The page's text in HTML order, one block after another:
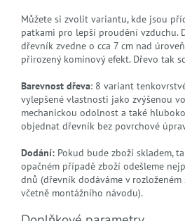
Můžete si zvolit variantu, kde jsou
patkami pro lepší proudění vzduchu.
dřevník zvedne o cca 7 cm nad
přirozený komínový efekt. Dřevo tak
Barevnost dřeva: 8 variant
vylepšené vlastnosti jako zvýšenou
mechanickou odolnost a také
objednat dřevník bez povrchové
Dodání: Pokud bude zboží skladem,
opačném případě zboží odešleme
dnů (dřevník dodáváme v
včetně montážního návodu).